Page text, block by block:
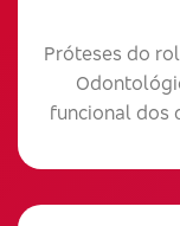
Próteses do
funcional dos